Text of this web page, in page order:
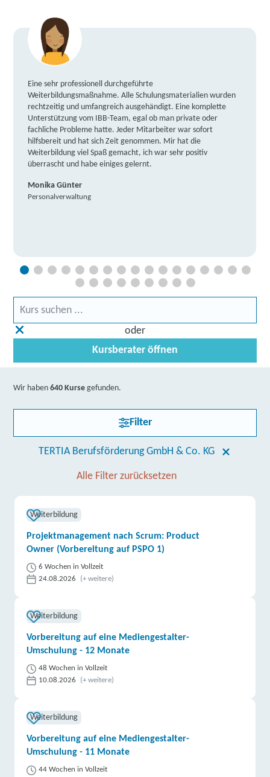
Eine sehr professionell durchgeführte
Weiterbildungsmaßnahme. Alle Schulungsmaterialien wurden
rechtzeitig und umfangreich ausgehändigt. Eine komplette
Unterstützung vom IBB-Team, egal ob man private oder
fachliche Probleme hatte. Jeder Mitarbeiter war sofort
hilfsbereit und hat sich Zeit genommen. Mir hat die
Weiterbildung viel Spaß gemacht, ich war sehr positiv
überrascht und habe einiges gelernt.
Monika Günter
Personalverwaltung
oder
Kursberater öffnen
Wir haben640 Kurse gefunden.
Filter
TERTIA Berufsförderung GmbH & Co. KG
Alle Filter zurücksetzen
Weiterbildung
Projektmanagement nach Scrum: Product
Owner (Vorbereitung auf PSPO 1)
6 Wochen in Vollzeit
24.08.2026
(+ weitere)
Weiterbildung
Vorbereitung auf eine Mediengestalter-
Umschulung - 12 Monate
48 Wochen in Vollzeit
10.08.2026
(+ weitere)
Weiterbildung
Vorbereitung auf eine Mediengestalter-
Umschulung - 11 Monate
44 Wochen in Vollzeit